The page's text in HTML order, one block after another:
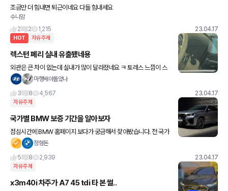
조금만 더 힘내면 퇴근이네요 다들 힘내세요
수니맘
2
2 1,215 23.04.17
HOT 자유주제
렉스턴 페리 실내 유출됐네용
외관은 큰 차이 없는데 실내가 많이 달라졌네요 ㅋ 토레스 느낌이 스
멀스멀 나네요마행배야돌았나
3
8 4,567 23.04.17
자유주제
국가별 BMW 보증 기간을 알아보자
점심시간에 BMW 홈페이지 보다가 궁금해서 찾아봤습니다. 전 국가
를 찾아보는 건 어렵고 한국, 독일, 일본, 미국 이렇게 4개 대표 국가
정형돈
5
8 2,939 23.04.17
자유주제
x3m40i 차주가 A7 45 tdi 타 본 썰..